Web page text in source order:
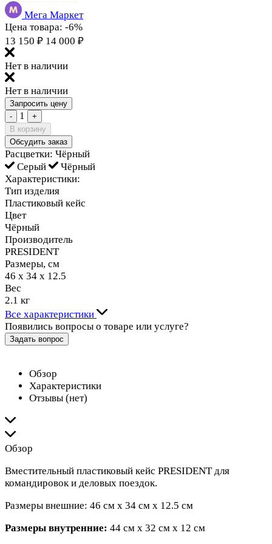
Мега Маркет
Цена товара: -6%
13 150 ₽ 14 000 ₽
Нет в наличии
Нет в наличии
Запросить цену
-
1
+
В корзину
Обсудить заказ
Расцветки: Чёрный
Серый
Чёрный
Характеристики:
Тип изделия
Пластиковый кейс
Цвет
Чёрный
Производитель
PRESIDENT
Размеры, см
46 х 34 х 12.5
Вес
2.1 кг
Все характеристики
Появились вопросы о товаре или услуге?
Задать вопрос
Обзор
Характеристики
Отзывы (нет)
Обзор
Вместительный пластиковый кейс PRESIDENT для
командировок и деловых поездок.
Размеры внешние: 46 см х 34 см х 12.5 см
Размеры внутренние: 44 см x 32 см x 12 см